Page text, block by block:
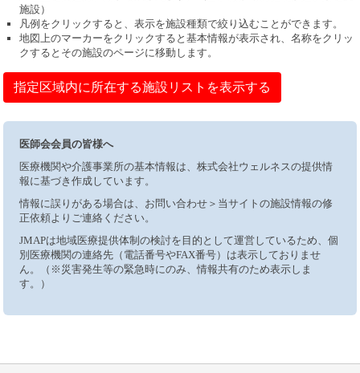
施設）
凡例をクリックすると、表示を施設種類で絞り込むことができます。
地図上のマーカーをクリックすると基本情報が表示され、名称をクリッ
クするとその施設のページに移動します。
指定区域内に所在する施設リストを表示する
医師会会員の皆様へ
医療機関や介護事業所の基本情報は、株式会社ウェルネスの提供情
報に基づき作成しています。
情報に誤りがある場合は、お問い合わせ＞当サイトの施設情報の修
正依頼よりご連絡ください。
JMAPは地域医療提供体制の検討を目的として運営しているため、個
別医療機関の連絡先（電話番号やFAX番号）は表示しておりませ
ん。（※災害発生等の緊急時にのみ、情報共有のため表示しま
す。）